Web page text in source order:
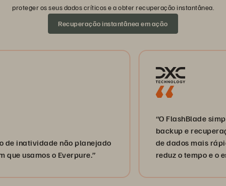
proteger os seus dados críticos e a obter recuperação instantânea.
Recuperação instantânea em ação
não planejado
o Everpure.”
“O FlashBlade simplifica
backup e recuperação,
de dados mais rápida e
reduz o tempo e o